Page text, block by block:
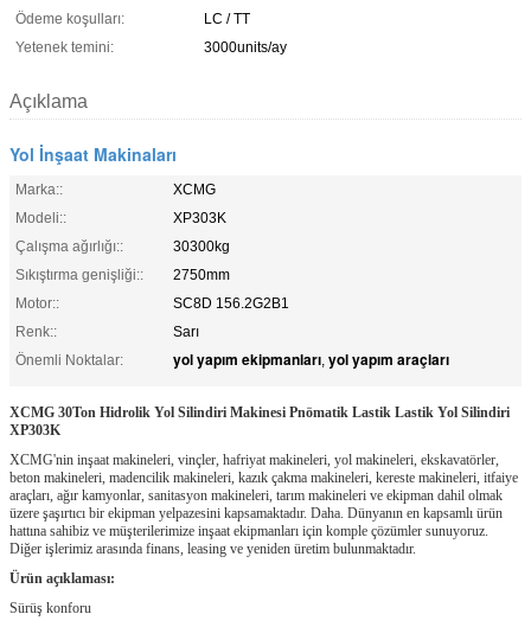
Ödeme koşulları:
LC / TT
Yetenek temini:
3000units/ay
Açıklama
Yol İnşaat Makinaları
Marka::
XCMG
Modeli::
XP303K
Çalışma ağırlığı::
30300kg
Sıkıştırma genişliği::
2750mm
Motor::
SC8D 156.2G2B1
Renk::
Sarı
Önemli Noktalar:
yol yapım ekipmanları, yol yapım araçları
XCMG 30Ton Hidrolik Yol Silindiri Makinesi Pnömatik Lastik Lastik Yol Silindiri
XP303K
XCMG'nin inşaat makineleri, vinçler, hafriyat makineleri, yol makineleri, ekskavatörler,
beton makineleri, madencilik makineleri, kazık çakma makineleri, kereste makineleri, itfaiye
araçları, ağır kamyonlar, sanitasyon makineleri, tarım makineleri ve ekipman dahil olmak
üzere şaşırtıcı bir ekipman yelpazesini kapsamaktadır. Daha. Dünyanın en kapsamlı ürün
hattına sahibiz ve müşterilerimize inşaat ekipmanları için komple çözümler sunuyoruz.
Diğer işlerimiz arasında finans, leasing ve yeniden üretim bulunmaktadır.
Ürün açıklaması:
Sürüş konforu